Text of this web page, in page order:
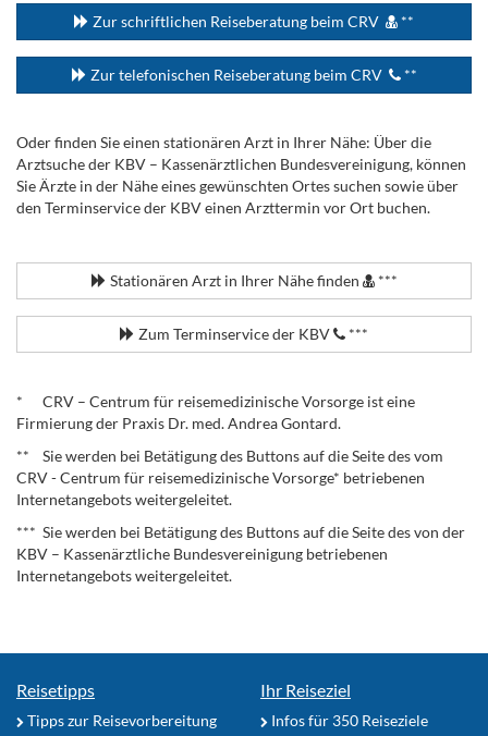
Zur schriftlichen Reiseberatung beim CRV **
Zur telefonischen Reiseberatung beim CRV **
Oder finden Sie einen stationären Arzt in Ihrer Nähe: Über die
Arztsuche der KBV – Kassenärztlichen Bundesvereinigung, können
Sie Ärzte in der Nähe eines gewünschten Ortes suchen sowie über
den Terminservice der KBV einen Arzttermin vor Ort buchen.
Stationären Arzt in Ihrer Nähe finden ***
Zum Terminservice der KBV ***
* CRV – Centrum für reisemedizinische Vorsorge ist eine
Firmierung der Praxis Dr. med. Andrea Gontard.
** Sie werden bei Betätigung des Buttons auf die Seite des vom
CRV - Centrum für reisemedizinische Vorsorge* betriebenen
Internetangebots weitergeleitet.
*** Sie werden bei Betätigung des Buttons auf die Seite des von der
KBV – Kassenärztliche Bundesvereinigung betriebenen
Internetangebots weitergeleitet.
Reisetipps
Tipps zur Reisevorbereitung
Ihr Reiseziel
Infos für 350 Reiseziele